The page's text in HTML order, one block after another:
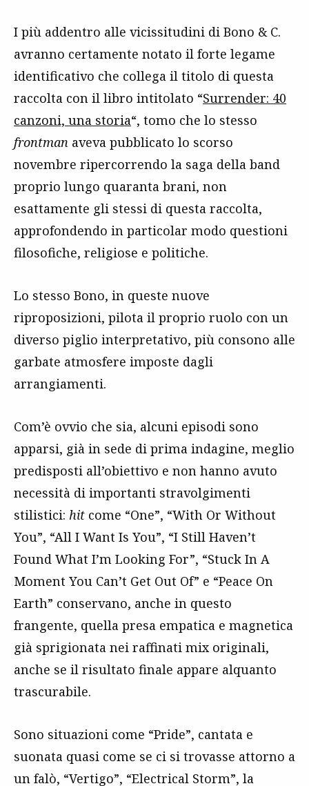
I più addentro alle vicissitudini di Bono & C.
avranno certamente notato il forte legame
identificativo che collega il titolo di questa
raccolta con il libro intitolato “Surrender: 40
canzoni, una storia“, tomo che lo stesso
frontman aveva pubblicato lo scorso
novembre ripercorrendo la saga della band
proprio lungo quaranta brani, non
esattamente gli stessi di questa raccolta,
approfondendo in particolar modo questioni
filosofiche, religiose e politiche.
Lo stesso Bono, in queste nuove
riproposizioni, pilota il proprio ruolo con un
diverso piglio interpretativo, più consono alle
garbate atmosfere imposte dagli
arrangiamenti.
Com’è ovvio che sia, alcuni episodi sono
apparsi, già in sede di prima indagine, meglio
predisposti all’obiettivo e non hanno avuto
necessità di importanti stravolgimenti
stilistici: hit come “One”, “With Or Without
You”, “All I Want Is You”, “I Still Haven’t
Found What I’m Looking For”, “Stuck In A
Moment You Can’t Get Out Of” e “Peace On
Earth” conservano, anche in questo
frangente, quella presa empatica e magnetica
già sprigionata nei raffinati mix originali,
anche se il risultato finale appare alquanto
trascurabile.
Sono situazioni come “Pride”, cantata e
suonata quasi come se ci si trovasse attorno a
un falò, “Vertigo”, “Electrical Storm”, la